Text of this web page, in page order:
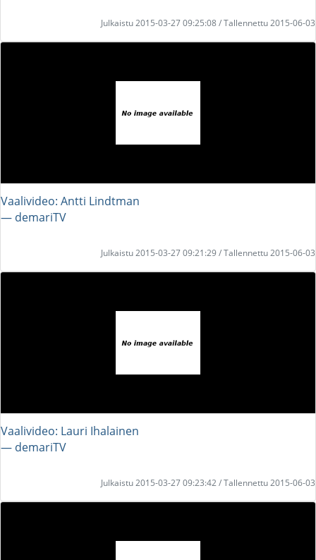
Julkaistu 2015-03-27 09:25:08 / Tallennettu 2015-06-03
Vaalivideo: Antti Lindtman
― demariTV
Julkaistu 2015-03-27 09:21:29 / Tallennettu 2015-06-03
Vaalivideo: Lauri Ihalainen
― demariTV
Julkaistu 2015-03-27 09:23:42 / Tallennettu 2015-06-03